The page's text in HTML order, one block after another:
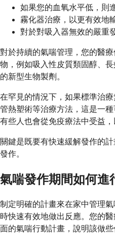
如果您的血氧水平低，則
霧化器治療，以更有效地
對於對吸入器無效的嚴重
對於持續的氣喘管理，您的醫
物，例如吸入性皮質類固醇、
的新型生物製劑。
在罕見的情況下，如果標準治
管熱塑術等治療方法，這是一
有些人也會從免疫療法中受益
關鍵是既要有快速緩解發作的
發作。
氣喘發作期間如何進
制定明確的計畫來在家中管理
時快速有效地做出反應。您的
面的氣喘行動計畫，說明該做些